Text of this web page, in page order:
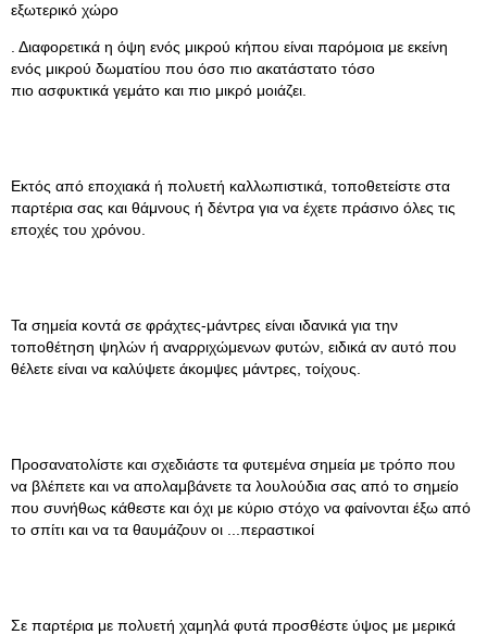
εξωτερικό χώρο
. Διαφορετικά η όψη ενός μικρού κήπου είναι παρόμοια με εκείνη
ενός μικρού δωματίου που όσο πιο ακατάστατο τόσο
πιο ασφυκτικά γεμάτο και πιο μικρό μοιάζει.
Εκτός από εποχιακά ή πολυετή καλλωπιστικά, τοποθετείστε στα
παρτέρια σας και θάμνους ή δέντρα για να έχετε πράσινο όλες τις
εποχές του χρόνου.
Τα σημεία κοντά σε φράχτες-μάντρες είναι ιδανικά για την
τοποθέτηση ψηλών ή αναρριχώμενων φυτών, ειδικά αν αυτό που
θέλετε είναι να καλύψετε άκομψες μάντρες, τοίχους.
Προσανατολίστε και σχεδιάστε τα φυτεμένα σημεία με τρόπο που
να βλέπετε και να απολαμβάνετε τα λουλούδια σας από το σημείο
που συνήθως κάθεστε και όχι με κύριο στόχο να φαίνονται έξω από
το σπίτι και να τα θαυμάζουν οι ...περαστικοί
Σε παρτέρια με πολυετή χαμηλά φυτά προσθέστε ύψος με μερικά